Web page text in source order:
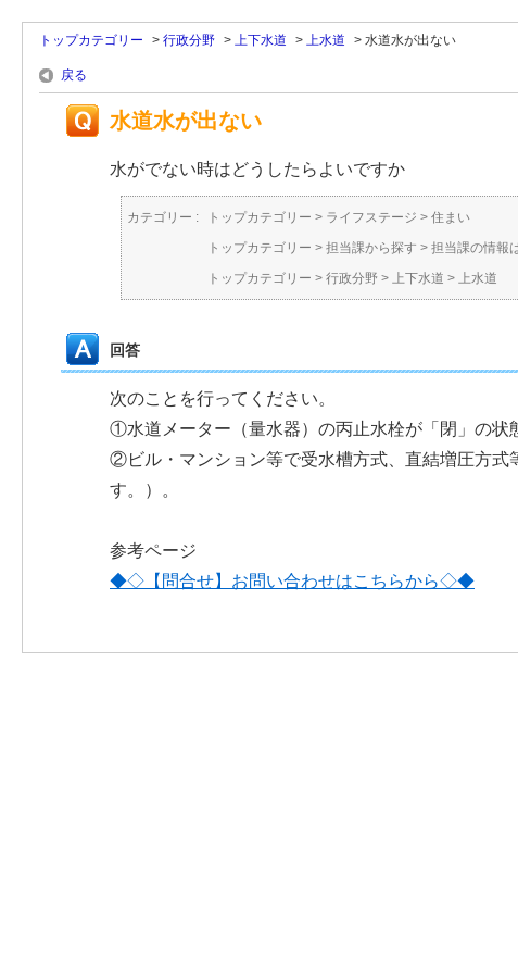
トップカテゴリー > 行政分野 > 上下水道 > 上水道 > 水道水が出ない
戻る
水道水が出ない
水がでない時はどうしたらよいですか
カテゴリー : トップカテゴリー > ライフステージ > 住まい
トップカテゴリー > 担当課から探す > 担当課の情報
トップカテゴリー > 行政分野 > 上下水道 > 上水道
回答
次のことを行ってください。
①水道メーター（量水器）の丙止水栓が「閉」の状
②ビル・マンション等で受水槽方式、直結増圧方式
す。）。
参考ページ
◆◇【問合せ】お問い合わせはこちらから◇◆